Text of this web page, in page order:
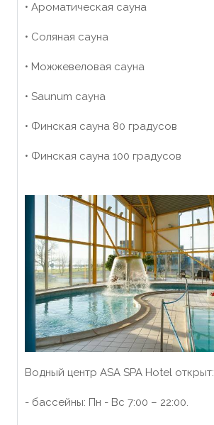
• Ароматическая сауна
• Соляная сауна
• Можжевеловая сауна
• Saunum сауна
• Финская сауна 80 градусов
• Финская сауна 100 градусов
Водный центр ASA SPA Hotel открыт:
- бассейны: Пн - Вс 7:00 – 22:00.